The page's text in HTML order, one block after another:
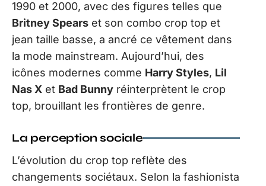
1990 et 2000, avec des figures telles que
Britney Spears et son combo crop top et
jean taille basse, a ancré ce vêtement dans
la mode mainstream. Aujourd’hui, des
icônes modernes comme Harry Styles, Lil
Nas X et Bad Bunny réinterprètent le crop
top, brouillant les frontières de genre.
La perception sociale
L’évolution du crop top reflète des
changements sociétaux. Selon la fashionista